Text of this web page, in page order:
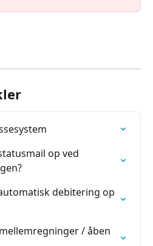
op ved
debitering op
/ åben